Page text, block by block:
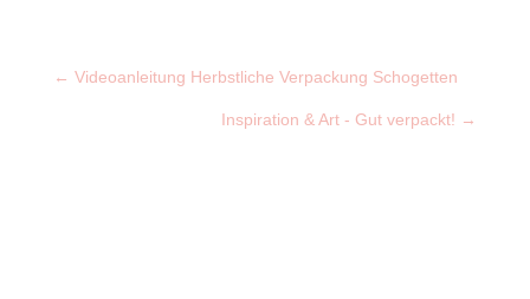
← Videoanleitung Herbstliche Verpackung Schogetten
Inspiration & Art - Gut verpackt! →